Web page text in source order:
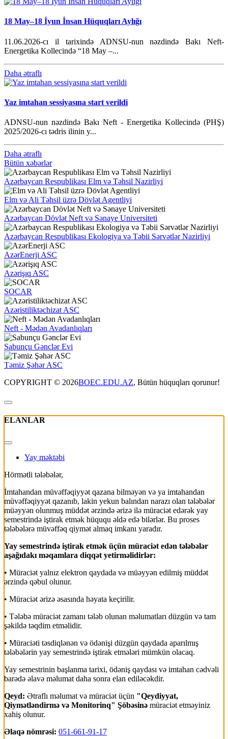
18 May–18 İyun İnsan Hüquqları Aylığı
11.06.2026-cı il tarixində ADNSU-nun nəzdində Bakı Neft-
Energetika Kollecində “18 May –...
Daha ətraflı
Yaz imtahan sessiyasına start verildi
ADNSU-nun nəzdində Bakı Neft - Energetika Kollecində (PHŞ)
2025/2026-cı tədris ilinin y...
Daha ətraflı
Bütün xəbərlər
Azərbaycan Respublikası Elm və Təhsil Nazirliyi
Elm və Ali Təhsil üzrə Dövlət Agentliyi
Azərbaycan Dövlət Neft və Sənaye Universiteti
Azərbaycan Respublikası Ekologiya və Təbii Sərvətlər Nazirliyi
AzərEnerji ASC
Azərişıq ASC
SOCAR
Azəristiliktəchizat ASC
Neft - Mədən Avadanlıqları
Sabunçu Gənclər Evi
Təmiz Şəhər ASC
COPYRIGHT © 2026BOEC.EDU.AZ, Bütün hüquqları qorunur!
ELANLAR
Yay məktəbi
Hörmətli tələbələr,
İmtahandan müvəffəqiyyət qazana bilməyən və ya imtahandan
müvəffəqiyyət qazanıb, lakin yekun balından narazı olan tələbələr
müəyyən olunmuş müddət ərzində ərizə ilə müraciət edərək yay
semestrində iştirak etmək hüququ əldə edə bilərlər. Bu proses
tələbələrə müvəffəq qiymət almaq imkanı yaradır.
Yay semestrində iştirak etmək üçün müraciət edən tələbələr
aşağıdakı məqamlara diqqət yetirməlidirlər:
• Müraciət yalnız elektron qaydada və müəyyən edilmiş müddət
ərzində qəbul olunur.
• Müraciət ərizə əsasında həyata keçirilir.
• Tələbə müraciət zamanı tələb olunan məlumatları düzgün və tam
şəkildə təqdim etməlidir.
• Müraciəti təsdiqlənən və ödənişi düzgün qaydada aparılmış
tələbələrin yay semestrində iştirak etmələri mümkün olacaq.
Yay semestrinin başlanma tarixi, ödəniş qaydası və imtahan cədvəli
barədə əlavə məlumat daha sonra elan ediləcəkdir.
Qeyd: Ətraflı məlumat və müraciət üçün "Qeydiyyat,
Qiymətləndirmə və Monitorinq" Şöbəsinə müraciət etməyiniz
xahiş olunur.
Əlaqə nömrəsi: 051-661-91-17